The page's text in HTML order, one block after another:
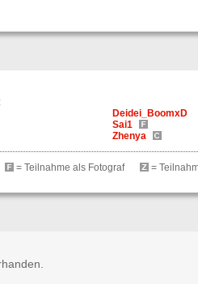
Deidei_BoomxD
Sai1
Zhenya
= Teilnahme als Fotograf =